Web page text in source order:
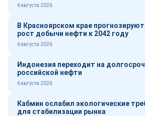
6 августа 2026
В Красноярском крае
рост добычи нефти к 2042 году
6 августа 2026
Индонезия переходит на
российской нефти
6 августа 2026
Кабмин ослабил экологические
для стабилизации рынка